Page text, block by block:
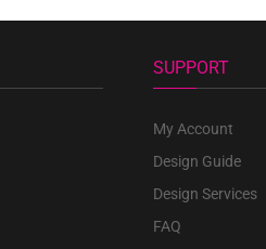
SUPPORT
My Account
Design Guide
Design Services
FAQ